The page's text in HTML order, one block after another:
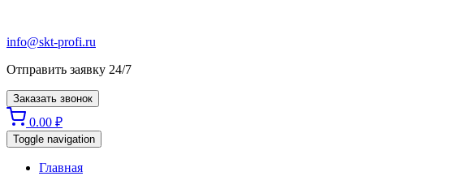
info@skt-profi.ru
Отправить заявку 24/7
Заказать звонок
0.00 ₽
Toggle navigation
Главная